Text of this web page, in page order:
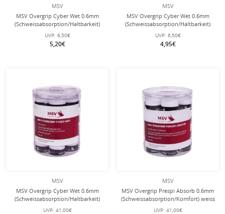
MSV
MSV Overgrip Cyber Wet 0.6mm
(Schweissabsorption/Haltbarkeit)
sortiert 3er
UVP: 6,50€
5,20€
MSV
MSV Overgrip Cyber Wet 0.6mm
(Schweissabsorption/Haltbarkeit)
gelb 3er
UVP: 6,50€
4,95€
MSV
MSV Overgrip Cyber Wet 0.6mm
(Schweissabsorption/Haltbarkeit)
weiss 24er Box
UVP: 41,00€
MSV
MSV Overgrip Prespi Absorb 0.6mm
(Schweissabsorption/Komfort) weiss
24er Box
UVP: 41,00€